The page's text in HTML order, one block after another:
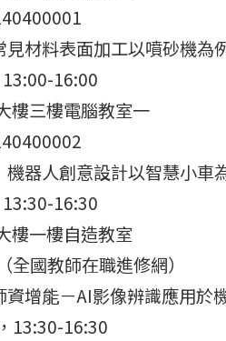
材料表面加工以噴砂機為
16:00
樓三樓電腦教室一
器人創意設計以智慧小車
16:30
樓一樓自造教室
國教師在職進修網）
增能－AI影像辨識應用於
13:30-16:30